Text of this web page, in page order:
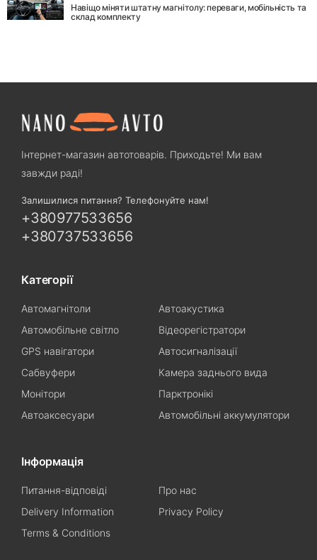
Навіщо міняти штатну магнітолу: переваги, мобільність та
склад комплекту
Інтернет-магазин автотоварів. Приходьте! Ми вам
завжди раді!
Залишилися питання? Телефонуйте нам!
+380977533656
+380737533656
Категорії
Автомагнітоли
Автоакустика
Автомобільне світло
Відеорегістратори
GPS навігатори
Автосигналізації
Сабвуфери
Камера заднього вида
Монітори
Парктронікі
Автоаксесуари
Автомобільні аккумулятори
Інформація
Питання-відповіді
Про нас
Delivery Information
Privacy Policy
Terms & Conditions